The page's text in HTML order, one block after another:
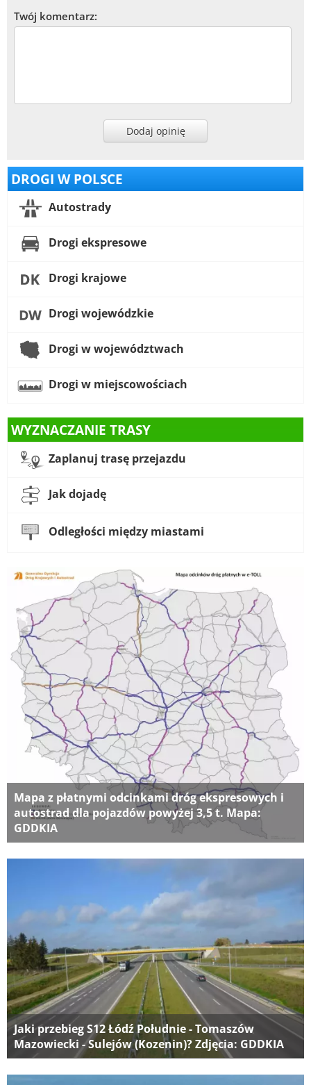
Twój komentarz:
Dodaj opinię
DROGI W POLSCE
Autostrady
Drogi ekspresowe
Drogi krajowe
Drogi wojewódzkie
Drogi w województwach
Drogi w miejscowościach
WYZNACZANIE TRASY
Zaplanuj trasę przejazdu
Jak dojadę
Odległości między miastami
Mapa z płatnymi odcinkami dróg ekspresowych i
autostrad dla pojazdów powyżej 3,5 t. Mapa:
GDDKIA
Jaki przebieg S12 Łódź Południe - Tomaszów
Mazowiecki - Sulejów (Kozenin)? Zdjęcia: GDDKIA